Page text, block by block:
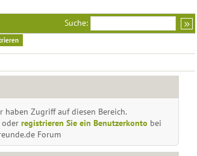
Suche:
Zugriff auf diesen Bereich.
registrieren Sie ein Benutzerkonto bei
Forum